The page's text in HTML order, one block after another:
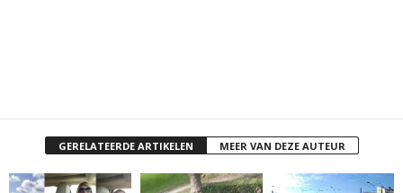
GERELATEERDE ARTIKELEN MEER VAN DEZE AUTEUR